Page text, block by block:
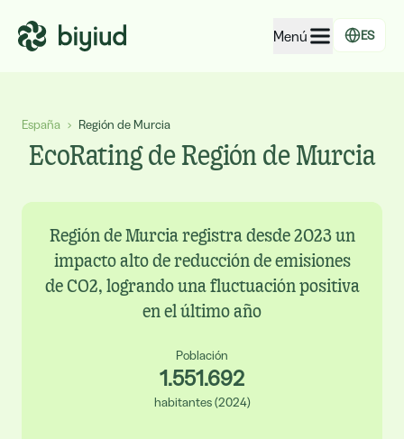
Menú
EcoRating de territorios
Para personas
Para administraciones
Para empresas
ES
España › Región de Murcia
EcoRating de Región de Murcia
Región de Murcia registra desde 2023 un
impacto alto de reducción de emisiones
de CO2, logrando una fluctuación positiva
en el último año
Población
1.551.692
habitantes(2024)